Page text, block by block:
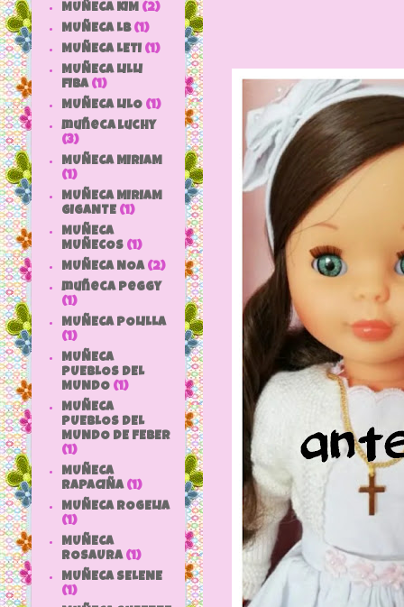
MUÑECA KIM (2)
MUÑECA LB (1)
MUÑECA LETI (1)
MUÑECA LILLI
FIBA (1)
MUÑECA LILO (1)
muñeca luchy
(3)
MUÑECA MIRIAM
(1)
MUÑECA MIRIAM
GIGANTE (1)
MUÑECA
MUÑECOS (1)
MUÑECA NOA (2)
muñeca peggy
(1)
MUÑECA POLILLA
(1)
MUÑECA
PUEBLOS DEL
MUNDO (1)
MUÑECA
PUEBLOS DEL
MUNDO DE FEBER
(1)
MUÑECA
RAPACIÑA (1)
MUÑECA ROGELIA
(1)
MUÑECA
ROSAURA (1)
MUÑECA SELENE
(1)